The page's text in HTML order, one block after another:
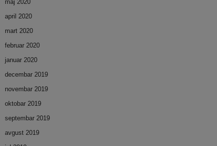
maj 2020
april 2020
mart 2020
februar 2020
januar 2020
decembar 2019
novembar 2019
oktobar 2019
septembar 2019
avgust 2019